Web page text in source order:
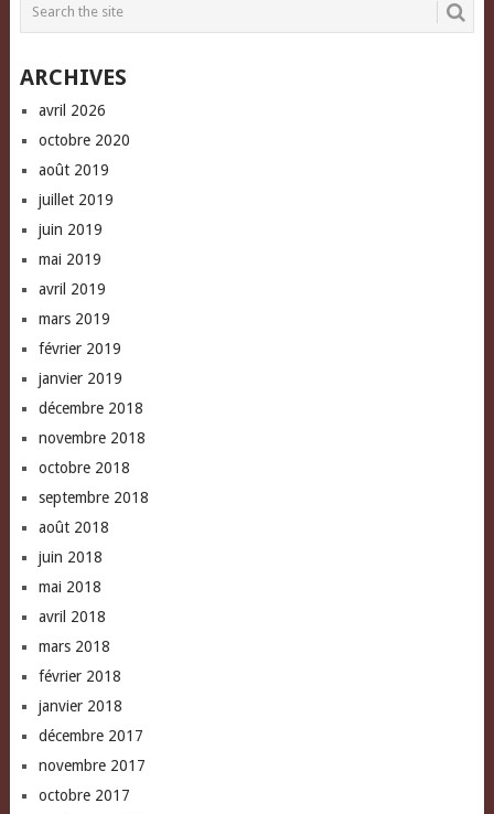
window)window)
ARCHIVES
avril 2026
octobre 2020
août 2019
juillet 2019
juin 2019
mai 2019
avril 2019
mars 2019
février 2019
janvier 2019
décembre 2018
novembre 2018
octobre 2018
septembre 2018
août 2018
juin 2018
mai 2018
avril 2018
mars 2018
février 2018
janvier 2018
décembre 2017
novembre 2017
octobre 2017